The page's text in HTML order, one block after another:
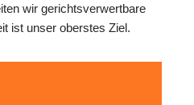
wir gerichtsverwertbare
ist unser oberstes Ziel.